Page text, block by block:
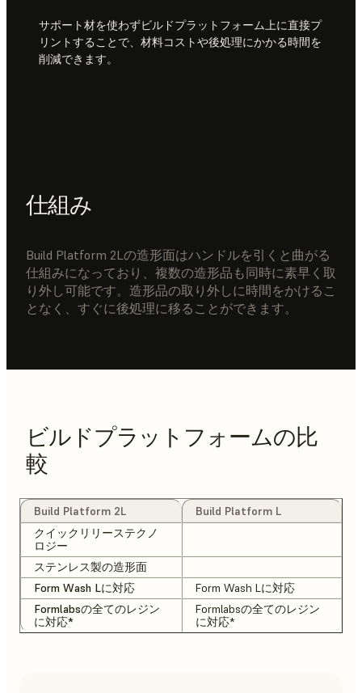
サポート材を使わずビルドプラットフォーム上に直接プ
リントすることで、材料コストや後処理にかかる時間を
削減できます。
仕組み
Build Platform 2Lの造形面はハンドルを引くと曲がる
仕組みになっており、複数の造形品も同時に素早く取
り外し可能です。造形品の取り外しに時間をかけるこ
となく、すぐに後処理に移ることができます。
ビルドプラットフォームの比
較
Build Platform 2L
Build Platform L
クイックリリーステクノ
ロジー
ステンレス製の造形面
Form Wash Lに対応
Form Wash Lに対応
Formlabsの全てのレジン
に対応*
Formlabsの全てのレジン
に対応*